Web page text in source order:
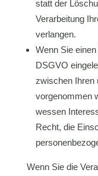
statt der
Verarbeitung
verlangen.
Wenn Sie
DSGVO
zwischen Ihren
vorgenommen
wessen
Recht, die
Wenn Sie die